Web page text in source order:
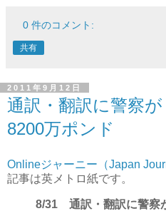
0 件のコメント:
共有
2011年9月12日
通訳・翻訳に警察
8200万ポンド
Onlineジャーニー（Japan
記事は英メトロ紙です。
8/31 通訳・翻訳に警察